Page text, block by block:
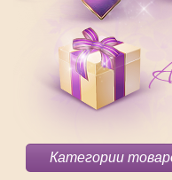
Категории